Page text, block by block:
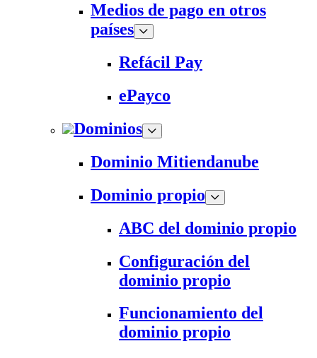
Medios de pago en otros
países
Refácil Pay
ePayco
Dominios
Dominio Mitiendanube
Dominio propio
ABC del dominio propio
Configuración del
dominio propio
Funcionamiento del
dominio propio